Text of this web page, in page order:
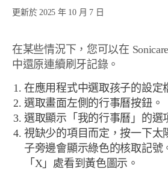
更新於 2025 年 10 月 7 日
在某些情況下，您可以在
中還原連續刷牙記錄。
在應用程式中選取孩子的設定
選取畫面左側的行事曆按鈕。
選取顯示「我的行事曆」的選
視缺少的項目而定，按一下太
子旁邊會顯示綠色的核取記號
「X」處看到黃色圖示。